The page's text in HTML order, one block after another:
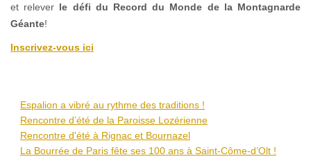
et relever le défi du Record du Monde de la Montagnarde
Géante!
Inscrivez-vous ici
Espalion a vibré au rythme des traditions !
Rencontre d’été de la Paroisse Lozérienne
Rencontre d'été à Rignac et Bournazel
La Bourrée de Paris fête ses 100 ans à Saint-Côme-d’Olt !